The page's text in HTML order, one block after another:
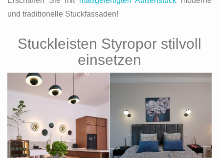
und traditionelle Stuckfassaden!
Stuckleisten Styropor stilvoll
einsetzen